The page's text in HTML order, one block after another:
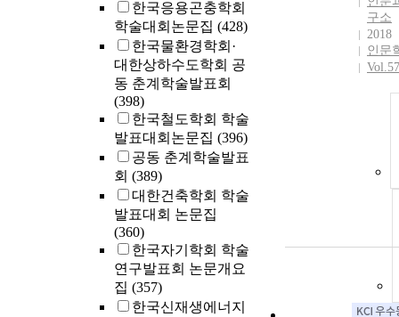
한국응용곤충학회
학술대회논문집 (428)
한국물환경학회·
대한상하수도학회 공
동 춘계학술발표회
(398)
한국철도학회 학술
발표대회논문집 (396)
공동 춘계학술발표
회 (389)
대한건축학회 학술
발표대회 논문집
(360)
한국자기학회 학술
연구발표회 논문개요
집 (357)
한국신재생에너지
구소
2018
인문